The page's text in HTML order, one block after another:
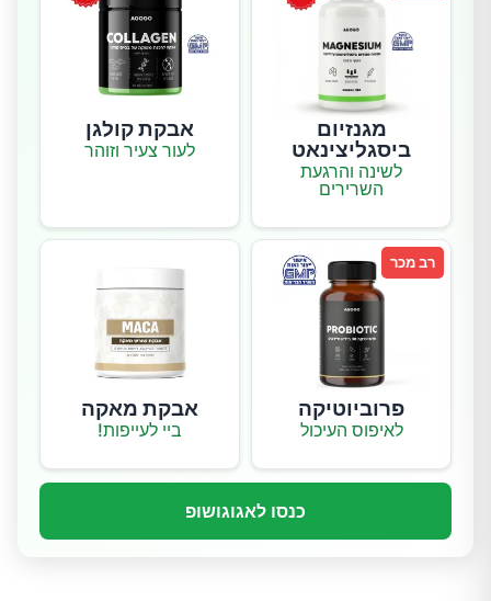
מגנזיום
ביסגליצינאט
לשינה והרגעת
השרירים
אבקת קולגן
לעור צעיר וזוהר
רב מכר
פרוביוטיקה
לאיפוס העיכול
אבקת מאקה
ביי לעייפות!
כנסו לאגוגושופ